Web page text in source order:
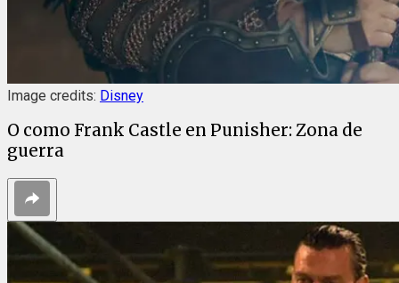
Image credits: Disney
O como Frank Castle en Punisher: Zona de
guerra